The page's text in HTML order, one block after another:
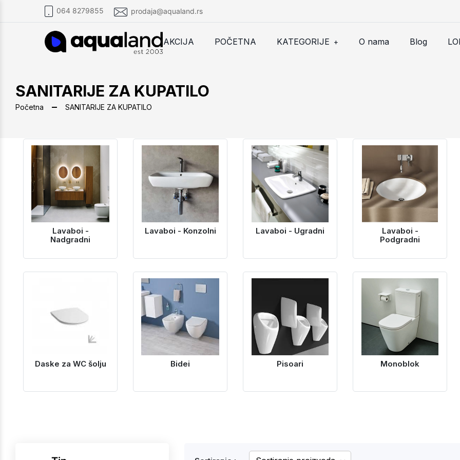
064 8279855 prodaja@aqualand.rs
AKCIJA POČETNA KATEGORIJE + O nama Blog
SANITARIJE ZA KUPATILO
Početna SANITARIJE ZA KUPATILO
Lavaboi -
Nadgradni
Lavaboi - Konzolni Lavaboi - Ugradni
Lavaboi -
Podgradni
Daske za WC šolju Bidei Pisoari Monoblok